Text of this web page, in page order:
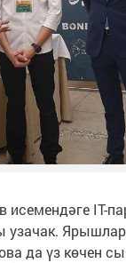
исемендәге IT-
узачак.
да үз көчен